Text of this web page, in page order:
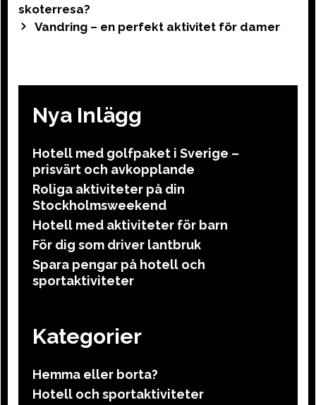
navigation
skoterresa?
Vandring – en perfekt aktivitet för damer
Nya Inlägg
Hotell med golfpaket i Sverige –
prisvärt och avkopplande
Roliga aktiviteter på din
Stockholmsweekend
Hotell med aktiviteter för barn
För dig som driver lantbruk
Spara pengar på hotell och
sportaktiviteter
Kategorier
Hemma eller borta?
Hotell och sportaktiviteter